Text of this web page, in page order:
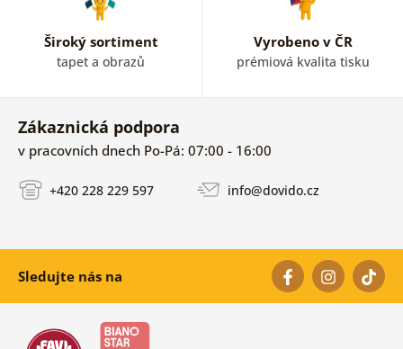
Široký sortiment
tapet a obrazů
Vyrobeno v ČR
prémiová kvalita tisku
Zákaznická podpora
v pracovních dnech Po-Pá: 07:00 - 16:00
+420 228 229 597 info@dovido.cz
Sledujte nás na